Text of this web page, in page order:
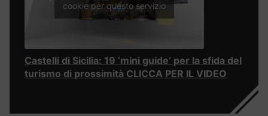
cookie per questo servizio
Castelli di Sicilia: 19 ‘mini guide’ per la sfida del
turismo di prossimità CLICCA PER IL VIDEO